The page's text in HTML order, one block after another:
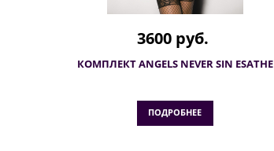
3600 руб.
КОМПЛЕКТ ANGELS NEVER SIN ESATHE
ПОДРОБНЕЕ